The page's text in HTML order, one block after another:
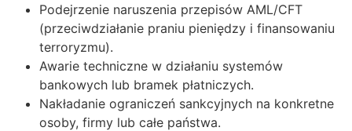
Podejrzenie naruszenia przepisów AML/CFT
(przeciwdziałanie praniu pieniędzy i finansowaniu
terroryzmu).
Awarie techniczne w działaniu systemów
bankowych lub bramek płatniczych.
Nakładanie ograniczeń sankcyjnych na konkretne
osoby, firmy lub całe państwa.